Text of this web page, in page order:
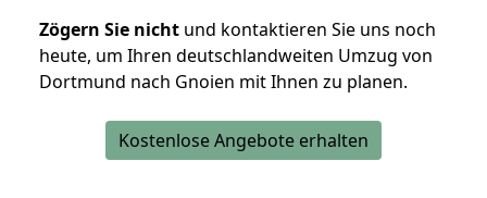
Zögern Sie nicht und kontaktieren Sie uns noch
heute, um Ihren deutschlandweiten Umzug von
Dortmund nach Gnoien mit Ihnen zu planen.
Kostenlose Angebote erhalten